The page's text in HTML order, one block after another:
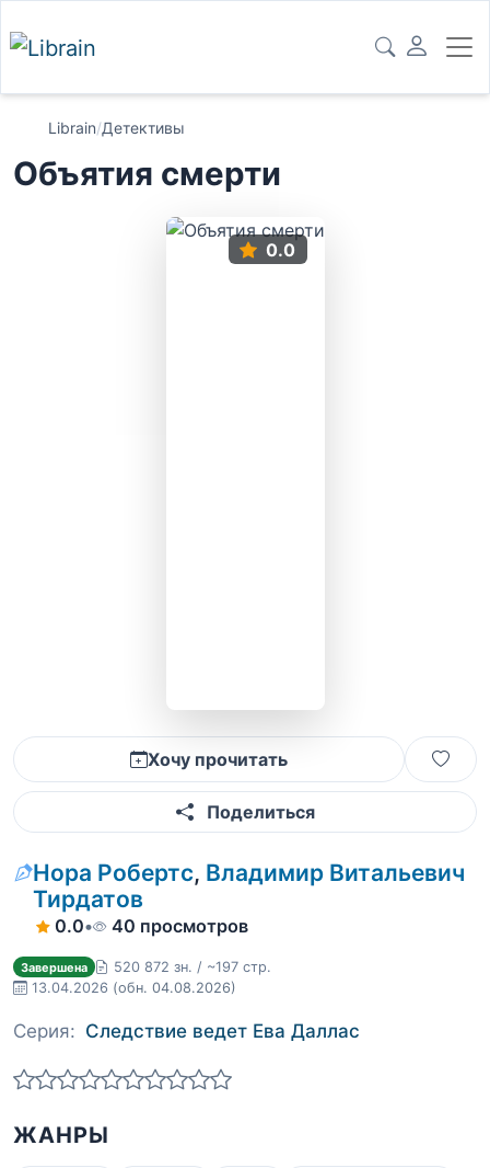
Librain/Детективы
Объятия смерти
0.0
Хочу прочитать
Поделиться
Нора Робертс, Владимир Витальевич
Тирдатов
0.0• 40 просмотров
Завершена
520 872 зн. / ~197 стр.
13.04.2026 (обн. 04.08.2026)
Серия: Следствие ведет Ева Даллас
ЖАНРЫ